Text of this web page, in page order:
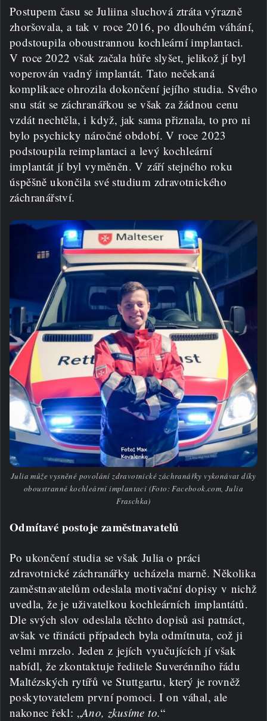
Postupem času se Juliina sluchová ztráta výrazně
zhoršovala, a tak v roce 2016, po dlouhém váhání,
podstoupila oboustrannou kochleární implantaci.
V roce 2022 však začala hůře slyšet, jelikož jí byl
voperován vadný implantát. Tato nečekaná
komplikace ohrozila dokončení jejího studia. Svého
snu stát se záchranářkou se však za žádnou cenu
vzdát nechtěla, i když, jak sama přiznala, to pro ni
bylo psychicky náročné období. V roce 2023
podstoupila reimplantaci a levý kochleární
implantát jí byl vyměněn. V září stejného roku
úspěšně ukončila své studium zdravotnického
záchranářství.
Julia může vysněné povolání zdravotnické záchranářky vykonávat díky
oboustranné kochleární implantaci (Foto: Facebook.com, Julia
Fraschka)
Odmítavé postoje zaměstnavatelů
Po ukončení studia se však Julia o práci
zdravotnické záchranářky ucházela marně. Několika
zaměstnavatelům odeslala motivační dopisy v nichž
uvedla, že je uživatelkou kochleárních implantátů.
Dle svých slov odeslala těchto dopisů asi patnáct,
avšak ve třinácti případech byla odmítnuta, což ji
velmi mrzelo. Jeden z jejích vyučujících jí však
nabídl, že zkontaktuje ředitele Suverénního řádu
Maltézských rytířů ve Stuttgartu, který je rovněž
poskytovatelem první pomoci. I on váhal, ale
nakonec řekl: „Ano, zkusíme to.“